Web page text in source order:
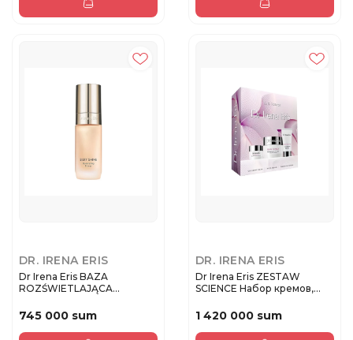
DR. IRENA ERIS
Dr Irena Eris BAZA
ROZŚWIETLAJĄCA
745 000 sum
DR. IRENA ERIS
Dr Irena Eris ZESTAW
SCIENCE Набор кремов,
1 420 000 sum